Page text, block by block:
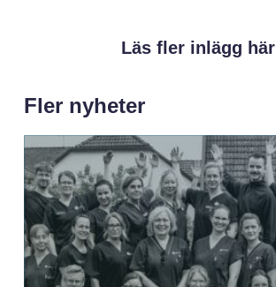
Läs fler inlägg här
Fler nyheter